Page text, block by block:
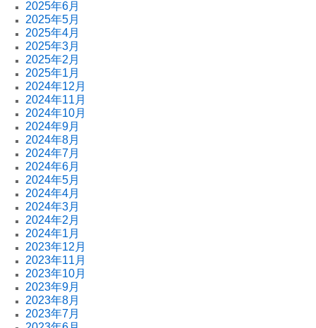
2025年6月
2025年5月
2025年4月
2025年3月
2025年2月
2025年1月
2024年12月
2024年11月
2024年10月
2024年9月
2024年8月
2024年7月
2024年6月
2024年5月
2024年4月
2024年3月
2024年2月
2024年1月
2023年12月
2023年11月
2023年10月
2023年9月
2023年8月
2023年7月